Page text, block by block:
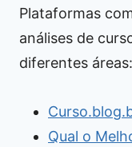
Plataformas
análises de
diferentes áreas:
Qual o